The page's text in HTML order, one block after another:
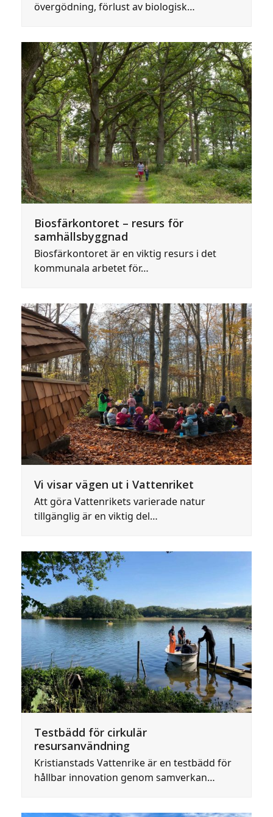
övergödning, förlust av biologisk…
Biosfärkontoret – resurs för
samhällsbyggnad
Biosfärkontoret är en viktig resurs i det
kommunala arbetet för…
Vi visar vägen ut i Vattenriket
Att göra Vattenrikets varierade natur
tillgänglig är en viktig del…
Testbädd för cirkulär
resursanvändning
Kristianstads Vattenrike är en testbädd för
hållbar innovation genom samverkan…